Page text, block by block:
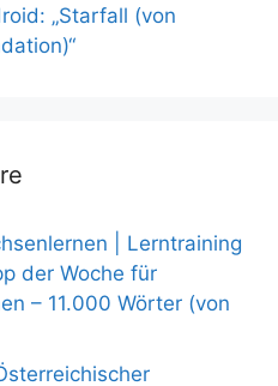
„Starfall (von
| Lerntraining
der Woche für
– 11.000 Wörter (von